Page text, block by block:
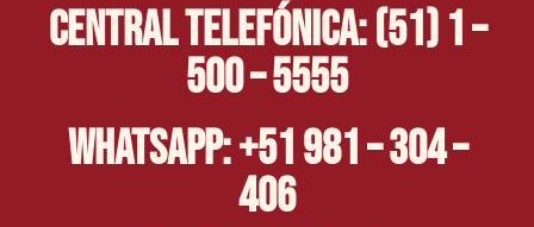
Central Telefónica: (51) 1 –
500 – 5555
Whatsapp: +51 981 – 304 –
406